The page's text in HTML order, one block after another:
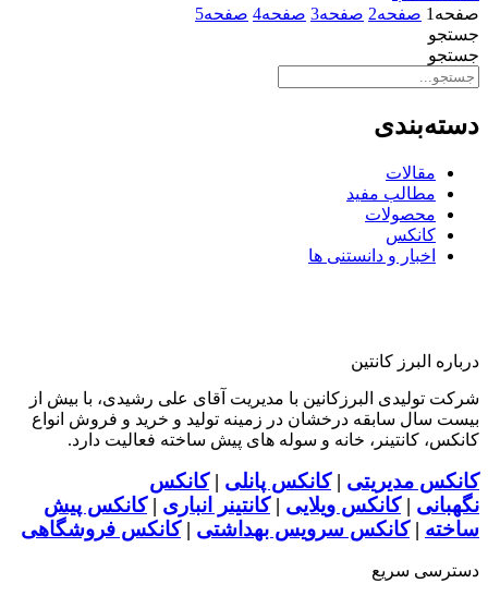
صفحه 1 صفحه2 صفحه3 صفحه4 صفحه5
جستجو
جستجو
دسته‌بندی
مقالات
مطالب مفید
محصولات
کانکس
اخبار و دانستنی ها
درباره البرز کانتین
شرکت تولیدی البرزکانین با مدیریت آقای علی رشیدی، با بیش از
بیست سال سابقه درخشان در زمینه تولید و خرید و فروش انواع
کانکس، کانتینر، خانه و سوله های پیش ساخته فعالیت دارد.
کانکس مدیریتی |کانکس پانلی |کانکس
نگهبانی |کانکس ویلایی |کانتینر انباری |کانکس پیش
ساخته |کانکس سرویس بهداشتی |کانکس فروشگاهی
دسترسی سریع